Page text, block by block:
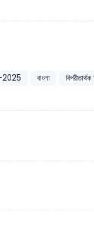
বাংলা বিপরীতার্থক